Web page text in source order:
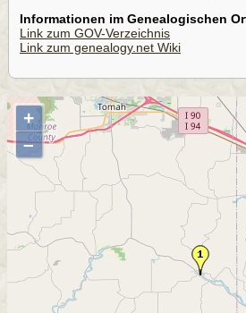
Informationen im Genealogischen
Link zum GOV-Verzeichnis
Link zum genealogy.net Wiki
+
–